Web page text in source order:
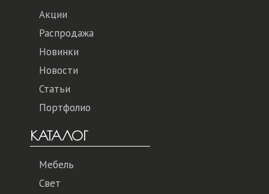
Акции
Распродажа
Новинки
Новости
Статьи
Портфолио
КАТАЛОГ
Мебель
Свет